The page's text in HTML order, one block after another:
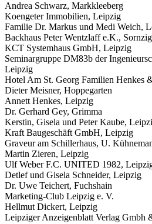
Andrea Schwarz, Markkleeberg
Koengeter Immobilien, Leipzig
Familie Dr. Markus und Medi Weich,
Backhaus Peter Wentzlaff e.K., Sornzig
KCT Systemhaus GmbH, Leipzig
Seminargruppe DM83b der
Leipzig
Hotel Am St. Georg Familien Henkes
Dieter Meisner, Hoppegarten
Annett Henkes, Leipzig
Dr. Gerhard Gey, Grimma
Kerstin, Gisela und Peter Kaube,
Kraft Baugeschäft GmbH, Leipzig
Graveur am Schillerhaus, U.
Martin Zieren, Leipzig
Ulf Weber F.C. UNITED 1982,
Detlef und Gisela Schneider, Leipzig
Dr. Uwe Teichert, Fuchshain
Marketing-Club Leipzig e. V.
Hellmut Dickert, Leipzig
Leipziger Anzeigenblatt Verlag Gmbh